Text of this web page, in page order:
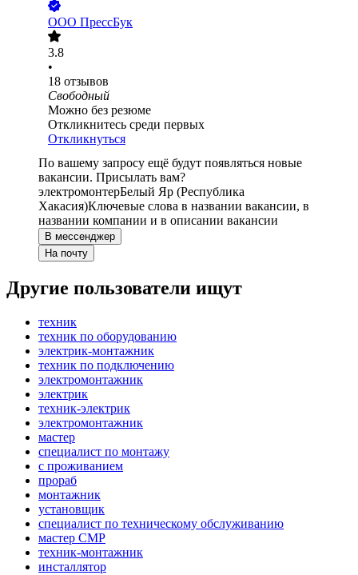
ООО ПрессБук
3.8
•
18 отзывов
Свободный
Можно без резюме
Откликнитесь среди первых
Откликнуться
По вашему запросу ещё будут появляться новые
вакансии. Присылать вам?
электромонтерБелый Яр (Республика
Хакасия)Ключевые слова в названии вакансии, в
названии компании и в описании вакансии
В мессенджер
На почту
Другие пользователи ищут
техник
техник по оборудованию
электрик-монтажник
техник по подключению
электромонтажник
электрик
техник-электрик
электромонтажник
мастер
специалист по монтажу
с проживанием
прораб
монтажник
установщик
специалист по техническому обслуживанию
мастер СМР
техник-монтажник
инсталлятор